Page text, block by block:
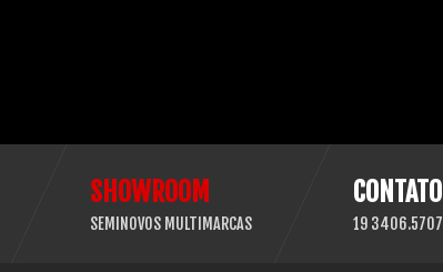
SHOWROOM
SEMINOVOS MULTIMARCAS
CONTATO
19 3406.5707